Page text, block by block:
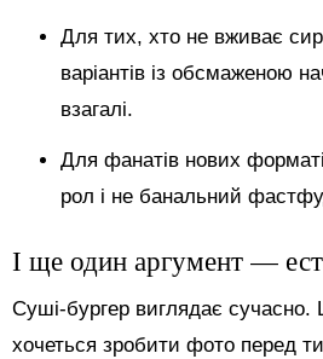
Для тих, хто не вживає
варіантів із обсмаженою
взагалі.
Для фанатів нових
рол і не банальний
І ще один аргумент —
Суші-бургер виглядає сучасно.
хочеться зробити фото перед